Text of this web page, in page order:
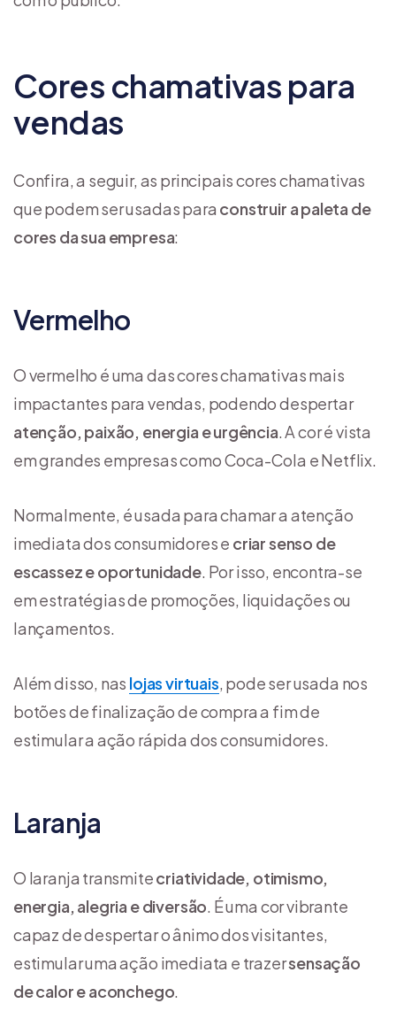
Cores chamativas para
vendas
Confira, a seguir, as principais cores chamativas
que podem ser usadas para construir a paleta de
cores da sua empresa:
Vermelho
O vermelho é uma das cores chamativas mais
impactantes para vendas, podendo despertar
atenção, paixão, energia e urgência. A cor é vista
em grandes empresas como Coca-Cola e Netflix.
Normalmente, é usada para chamar a atenção
imediata dos consumidores e criar senso de
escassez e oportunidade. Por isso, encontra-se
em estratégias de promoções, liquidações ou
lançamentos.
Além disso, nas lojas virtuais, pode ser usada nos
botões de finalização de compra a fim de
estimular a ação rápida dos consumidores.
Laranja
O laranja transmitecriatividade, otimismo,
energia, alegria e diversão. É uma cor vibrante
capaz de despertar o ânimo dos visitantes,
estimular uma ação imediata e trazersensação
de calor e aconchego.